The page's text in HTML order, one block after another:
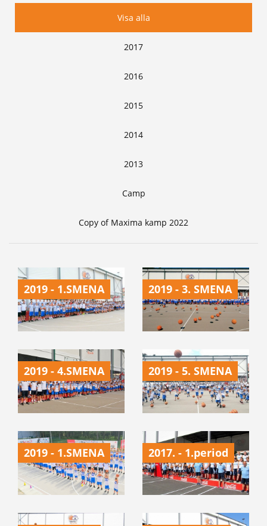
Visa alla
2017
2016
2015
2014
2013
Camp
Copy of Maxima kamp 2022
2019 - 1.SMENA 2019 - 3. SMENA
2019 - 4.SMENA 2019 - 5. SMENA
2019 - 1.SMENA 2017. - 1.period